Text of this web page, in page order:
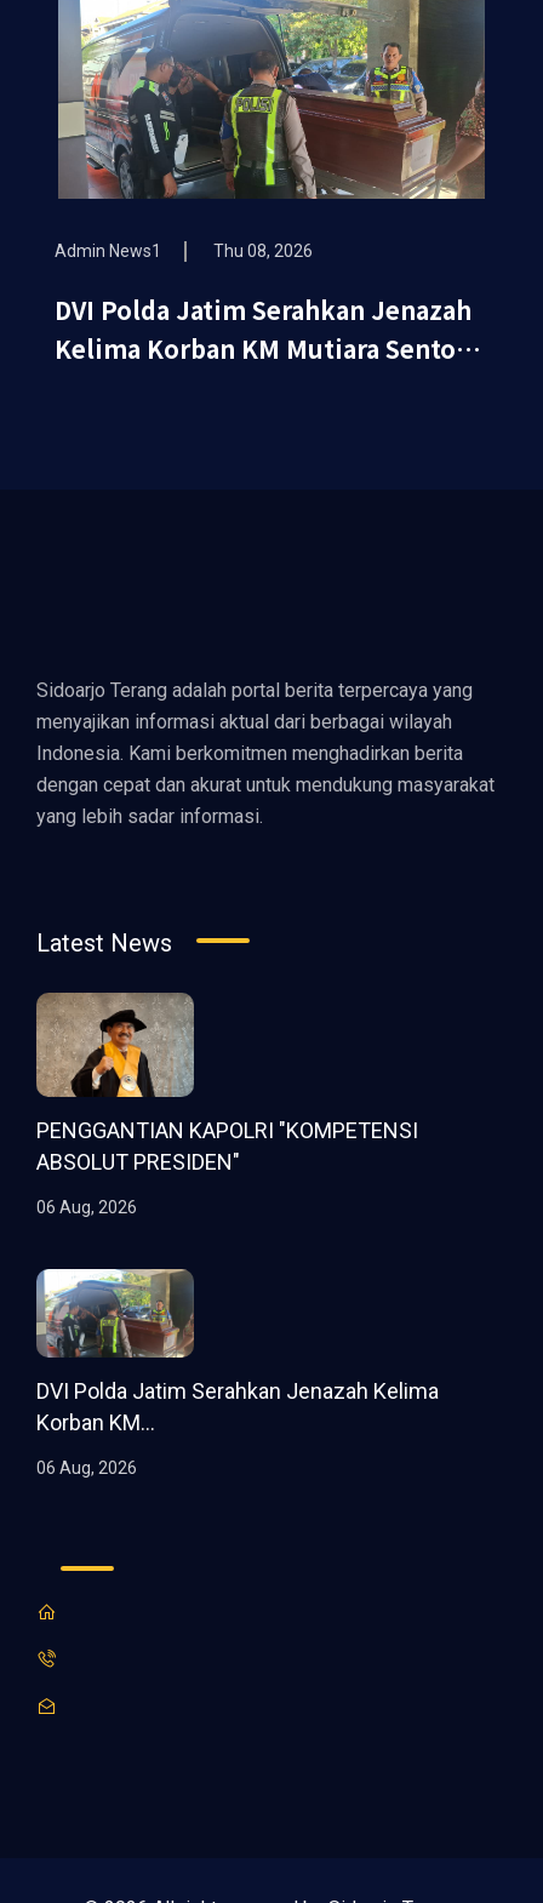
Admin News1 Thu 08, 2026
DVI Polda Jatim Serahkan Jenazah
Kelima Korban KM Mutiara Sentosa
Sidoarjo Terang adalah portal berita terpercaya yang
menyajikan informasi aktual dari berbagai wilayah
Indonesia. Kami berkomitmen menghadirkan berita
dengan cepat dan akurat untuk mendukung masyarakat
yang lebih sadar informasi.
Latest News
PENGGANTIAN KAPOLRI "KOMPETENSI
ABSOLUT PRESIDEN"
06 Aug, 2026
DVI Polda Jatim Serahkan Jenazah Kelima
Korban KM...
06 Aug, 2026